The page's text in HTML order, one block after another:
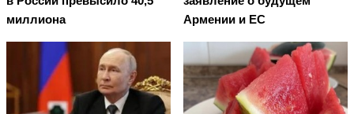
миллиона
Армении и ЕС